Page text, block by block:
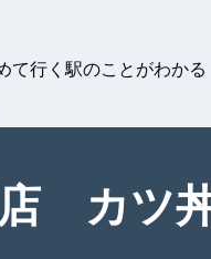
て行く駅のことがわか
カツ丼